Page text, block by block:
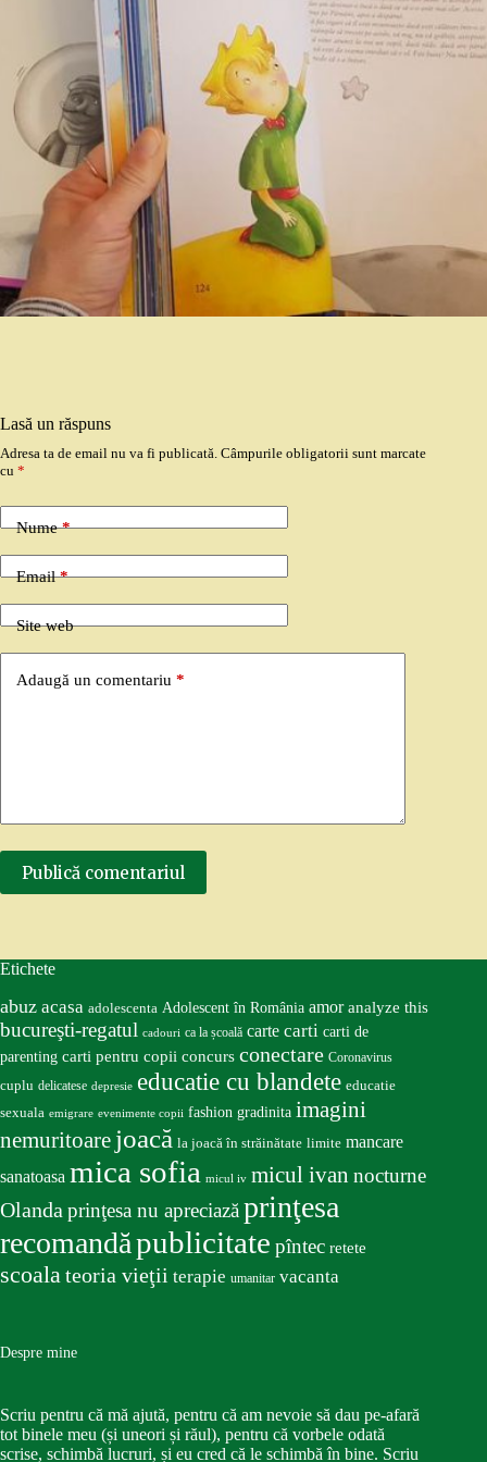
Lasă un răspuns
Adresa ta de email nu va fi publicată. Câmpurile obligatorii sunt marcate
cu *
Nume*
Email*
Site web
Adaugă un comentariu *
Publică comentariul
Etichete
abuz acasa adolescenta Adolescent în România amor analyze this
bucureşti-regatul cadouri ca la școală carte carti carti de
parenting carti pentru copii concurs conectare Coronavirus
cuplu delicatese depresie educatie cu blandete educatie
sexuala emigrare evenimente copii fashion gradinita imagini
nemuritoare joacă la joacă în străinătate limite mancare
sanatoasa mica sofia micul iv micul ivan nocturne
Olandaprinţesa nu apreciazăprinţesa
recomandăpublicitate pîntec retete
scoalateoria vieţii terapie umanitar vacanta
Despre mine
Scriu pentru că mă ajută, pentru că am nevoie să dau pe-afară
tot binele meu (și uneori și răul), pentru că vorbele odată
scrise, schimbă lucruri, și eu cred că le schimbă în bine. Scriu